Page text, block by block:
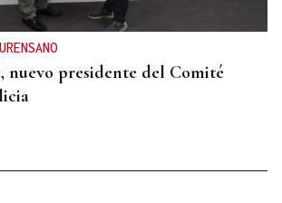
nuevo presidente del Comité